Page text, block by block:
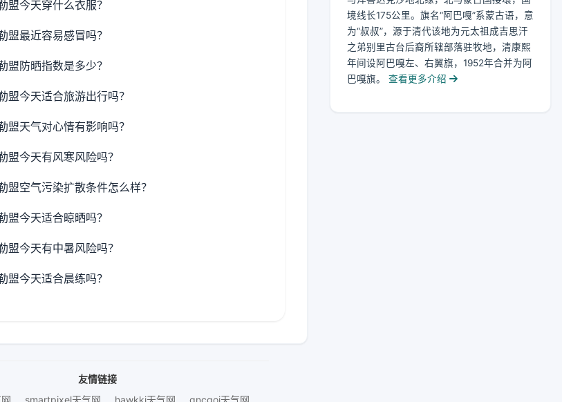
盟今天穿什么衣服？
盟最近容易感冒吗？
盟防晒指数是多少？
盟今天适合旅游出行吗？
盟天气对心情有影响吗？
盟今天有风寒风险吗？
盟空气污染扩散条件怎么样？
盟今天适合晾晒吗？
盟今天有中暑风险吗？
盟今天适合晨练吗？
境线长175公里。旗名“阿巴嘎”系蒙古语，意
为“叔叔”，源于清代该地为元太祖成吉思汗
之弟别里古台后裔所辖部落驻牧地，清康熙
年间设阿巴嘎左、右翼旗，1952年合并为阿
巴嘎旗。
查看更多介绍
友情链接
smartpixel天气网 hawkki天气网 gncgoi天气网